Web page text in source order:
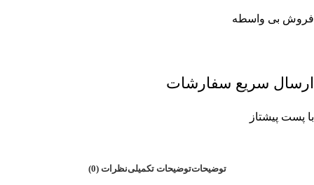
فروش بی واسطه
ارسال سریع سفارشات
با پست پیشتاز
توضیحاتتوضیحات تکمیلینظرات (0)